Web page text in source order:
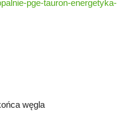
pge-tauron-energetyka-
węgla